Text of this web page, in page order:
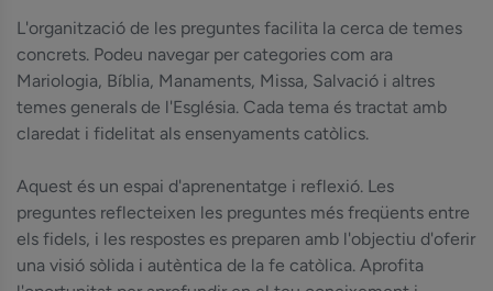
L'organització de les preguntes facilita la cerca de temes
concrets. Podeu navegar per categories com ara
Mariologia, Bíblia, Manaments, Missa, Salvació i altres
temes generals de l'Església. Cada tema és tractat amb
claredat i fidelitat als ensenyaments catòlics.
Aquest és un espai d'aprenentatge i reflexió. Les
preguntes reflecteixen les preguntes més freqüents entre
els fidels, i les respostes es preparen amb l'objectiu d'oferir
una visió sòlida i autèntica de la fe catòlica. Aprofita